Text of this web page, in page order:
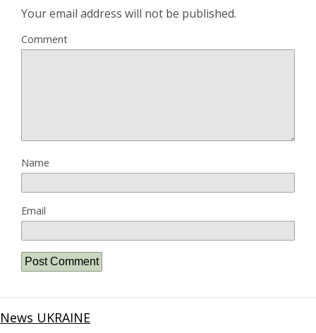
Your email address will not be published.
Comment
Name
Email
News UKRAINE